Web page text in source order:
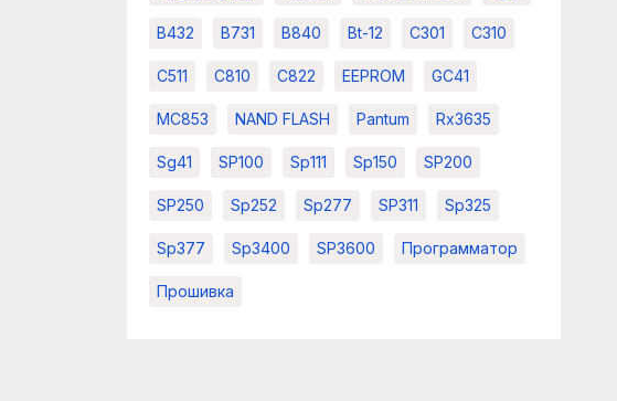
B432 B731 B840 Bt-12 C301 C310
C511 C810 C822 EEPROM GC41
MC853 NAND FLASH Pantum Rx3635
Sg41 SP100 Sp111 Sp150 SP200
SP250 Sp252 Sp277 SP311 Sp325
Sp377 Sp3400 SP3600 Программатор
Прошивка